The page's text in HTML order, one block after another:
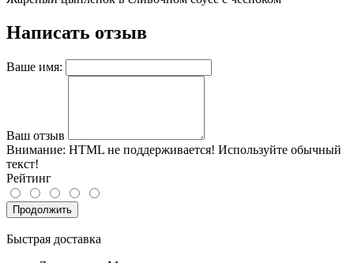
Написать отзыв
Ваше имя:
Ваш отзыв
Внимание: HTML не поддерживается! Используйте обычный
текст!
Рейтинг
Продолжить
Быстрая доставка